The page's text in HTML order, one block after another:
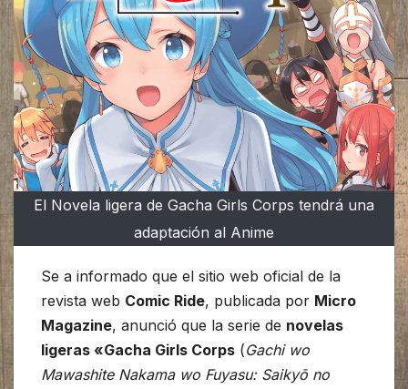
El Novela ligera de Gacha Girls Corps tendrá una
adaptación al Anime
Se a informado que el sitio web oficial de la
revista web Comic Ride, publicada por Micro
Magazine, anunció que la serie de novelas
ligeras «Gacha Girls Corps (Gachi wo
Mawashite Nakama wo Fuyasu: Saikyō no